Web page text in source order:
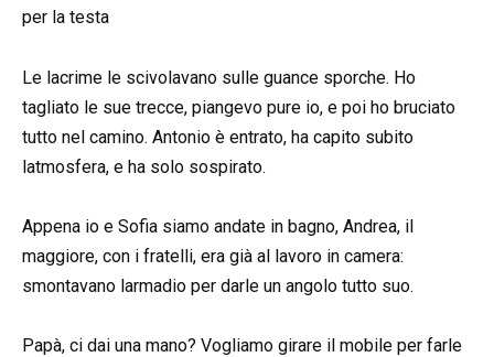
per la testa
Le lacrime le scivolavano sulle guance sporche. Ho
tagliato le sue trecce, piangevo pure io, e poi ho bruciato
tutto nel camino. Antonio è entrato, ha capito subito
latmosfera, e ha solo sospirato.
Appena io e Sofia siamo andate in bagno, Andrea, il
maggiore, con i fratelli, era già al lavoro in camera:
smontavano larmadio per darle un angolo tutto suo.
Papà, ci dai una mano? Vogliamo girare il mobile per farle